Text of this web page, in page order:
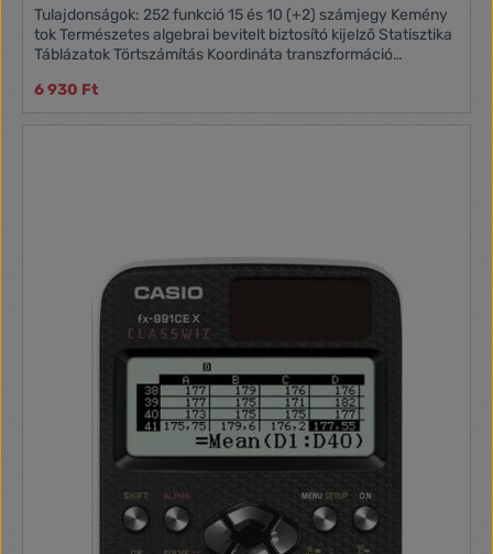
Tulajdonságok: 252 funkció 15 és 10 (+2) számjegy Kemény
tok Természetes algebrai bevitelt biztosító kijelző Statisztika
Táblázatok Törtszámítás Koordináta transzformáció
db Középiskolai, főiskolai, egyetemi használatra
6 930 Ft